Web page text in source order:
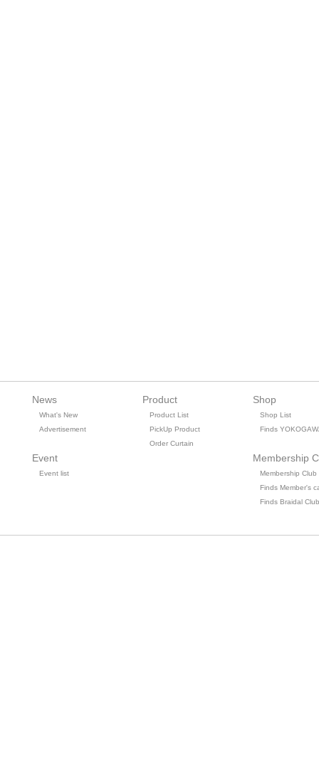
News
What's New
Advertisement
Event
Event list
Product
Product List
PickUp Product
Order Curtain
Shop
Shop List
Finds
Membership
Membership Club
Finds Member's
Finds Braidal Club